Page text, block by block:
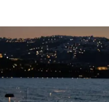
Beverage çeşitleri
lezzet katıyor.